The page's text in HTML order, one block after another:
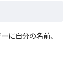
に自分の名前、